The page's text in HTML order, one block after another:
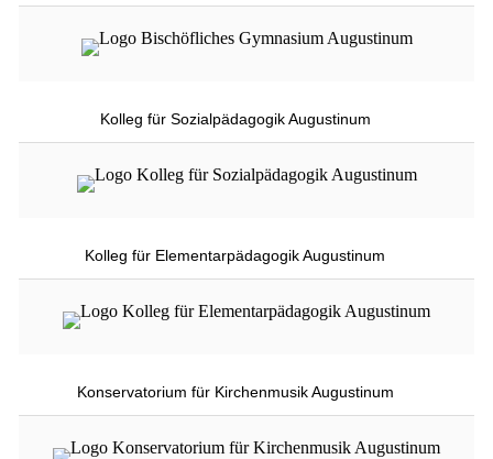
Kolleg für Sozialpädagogik Augustinum
Kolleg für Elementarpädagogik Augustinum
Konservatorium für Kirchenmusik Augustinum